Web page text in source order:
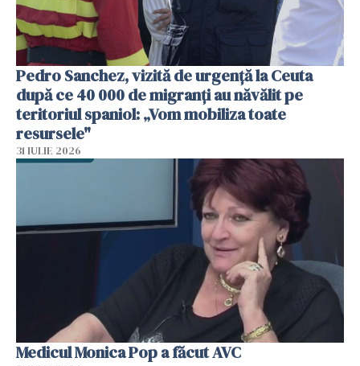
Pedro Sanchez, vizită de urgență la Ceuta
după ce 40 000 de migranți au năvălit pe
teritoriul spaniol: „Vom mobiliza toate
resursele"
31 IULIE 2026
Medicul Monica Pop a făcut AVC